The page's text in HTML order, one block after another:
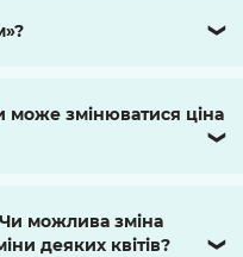
❯
може змінюватися ціна
❯
Чи можлива зміна
деяких квітів?
❯